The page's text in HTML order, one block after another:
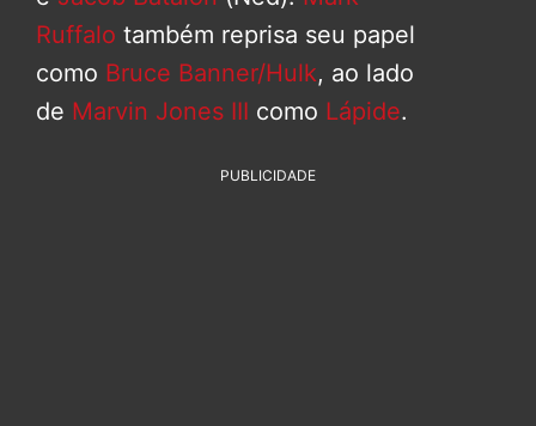
Ruffalo também reprisa seu papel
como Bruce Banner/Hulk, ao lado
de Marvin Jones III como Lápide.
PUBLICIDADE